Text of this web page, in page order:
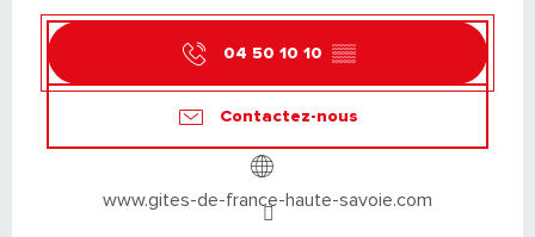
04 50 10 10 ▒▒
Contactez-nous
www.gites-de-france-haute-savoie.com